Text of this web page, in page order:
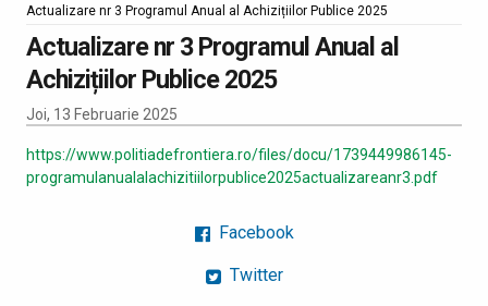
Actualizare nr 3 Programul Anual al Achizițiilor Publice 2025
Actualizare nr 3 Programul Anual al
Achizițiilor Publice 2025
Joi, 13 Februarie 2025
https://www.politiadefrontiera.ro/files/docu/1739449986145-
programulanualalachizitiilorpublice2025actualizareanr3.pdf
Facebook
Twitter